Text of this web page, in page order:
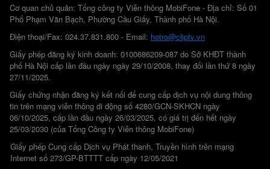
Cơ quan chủ quản: Tổng công ty Viễn thông MobiFone - Địa chỉ: Số 01
Phố Phạm Văn Bạch, Phường Cầu Giấy, Thành phố Hà Nội.
Điện thoại/Fax: 024.37.831.800 - Email: hotro@cliptv.vn
Giấy phép đăng ký kinh doanh: 0100686209-087 do Sở KHĐT thành
phố Hà Nội cấp lần đầu ngày ngày 29/10/2008, thay đổi lần thứ 8 ngày
27/11/2025.
Giấy chứng nhận đăng ký kết nối để cung cấp dịch vụ nội dung thông
tin trên mạng viễn thông di động số 4280/GCN-SKHCN ngày
06/10/2025, cấp lần đầu ngày 26/03/2025, có giá trị đến hết ngày
25/03/2030 (của Tổng Công ty Viễn thông MobiFone)
Giấy phép Cung cấp Dịch vụ Phát thanh, Truyền hình trên mạng
Internet số 273/GP-BTTTT cấp ngày 12/05/2021